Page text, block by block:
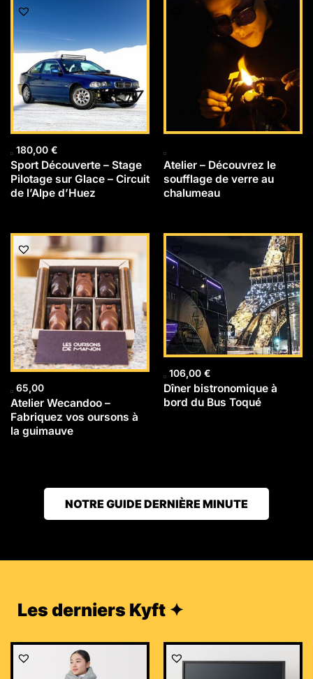
180,00 €
Sport Découverte – Stage
Pilotage sur Glace – Circuit
de l’Alpe d’Huez
Atelier – Découvrez le
soufflage de verre au
chalumeau
65,00
Atelier Wecandoo –
Fabriquez vos oursons à
la guimauve
106,00 €
Dîner bistronomique à
bord du Bus Toqué
NOTRE GUIDE DERNIÈRE MINUTE
Les derniers Kyft ✦